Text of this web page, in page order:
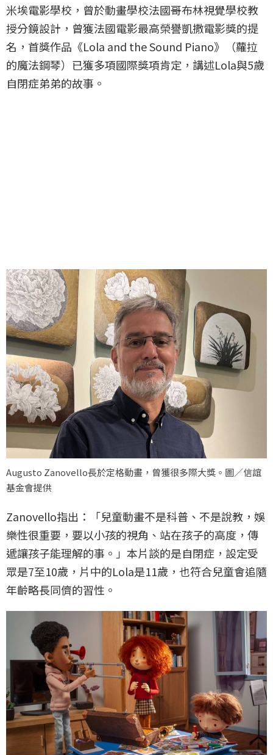
米埃電影學校，曾於動畫學校法國哥布林視覺學校教
授分鏡設計，曾獲法國電影最高榮譽凱撒電影獎的提
名，首獎作品《Lola and the Sound Piano》（蘿拉
的魔法鋼琴）已獲多項國際獎項肯定，講述Lola與5歲
自閉症弟弟的故事。
Augusto Zanovello長於定格動畫，曾獲很多際大獎。圖／信誼
基金會提供
Zanovello指出：「兒童動畫不是科普、不是說教，娛
樂性很重要，要以小孩的視角、站在孩子的高度，傳
遞讓孩子能理解的事。」本片談的是自閉症，設定受
眾是7至10歲，片中的Lola是11歲，也符合兒童會追隨
年齡略長同儕的習性。